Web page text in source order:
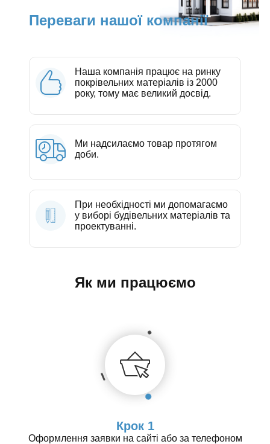
Переваги нашої компанії
Наша компанія працює на ринку
покрівельних матеріалів із 2000
року, тому має великий досвід.
Ми надсилаємо товар протягом
доби.
При необхідності ми допомагаємо
у виборі будівельних матеріалів та
проектуванні.
Як ми працюємо
Крок 1
Оформлення заявки на сайті або за телефоном